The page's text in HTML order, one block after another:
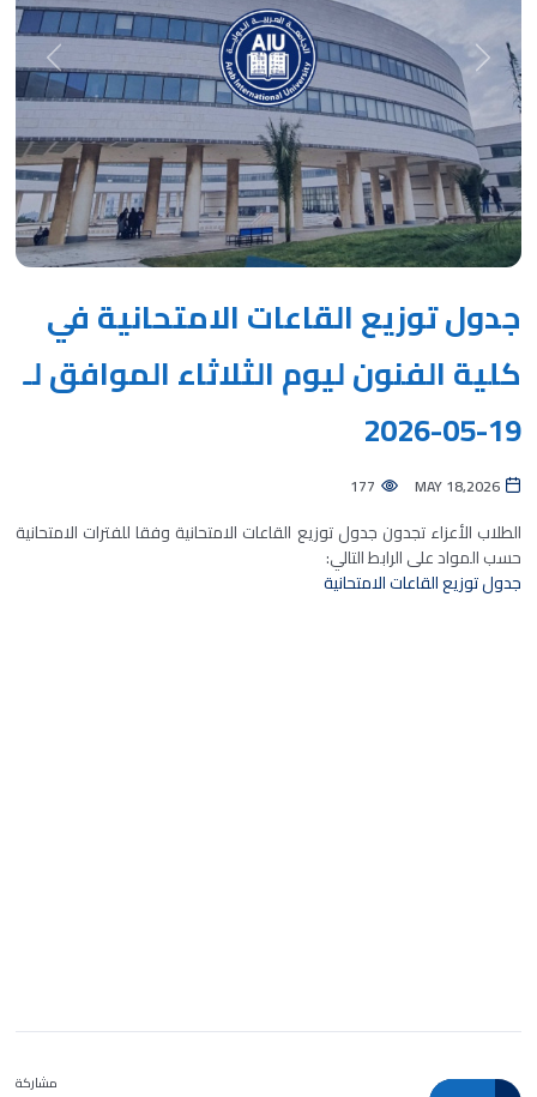
Previous
Next
جدول توزيع القاعات الامتحانية في
كلية الفنون ليوم الثلاثاء الموافق لـ
19-05-2026
MAY 18,2026
177
الطلاب الأعزاء تجدون جدول توزيع القاعات الامتحانية وفقا للفترات الامتحانية
حسب المواد على الرابط التالي:
جدول توزيع القاعات الامتحانية
مشاركة